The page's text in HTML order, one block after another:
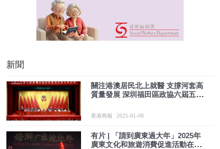
新聞
關注港澳居民北上就醫 支撐河套高
質量發展 深圳福田區政協六屆五次
香港商報 2025-01-08
有片 | 「請到廣東過大年」2025年
廣東文化和旅遊消費促進活動在深